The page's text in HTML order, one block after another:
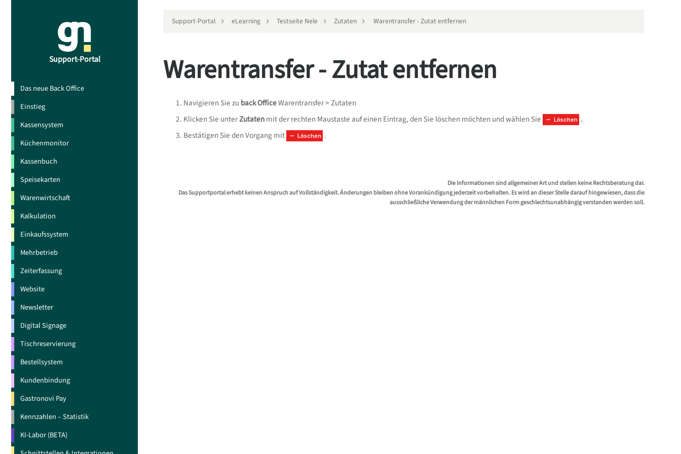
Support-Portal
Das neue Back Office
Einstieg
Kassensystem
Küchenmonitor
Kassenbuch
Speisekarten
Warenwirtschaft
Kalkulation
Einkaufssystem
Mehrbetrieb
Zeiterfassung
Website
Newsletter
Digital Signage
Tischreservierung
Bestellsystem
Kundenbindung
Gastronovi Pay
Kennzahlen – Statistik
KI-Labor (BETA)
Support-Portal eLearning Testseite Nele Zutaten Warentransfer - Zutat entfernen
Warentransfer - Zutat entfernen
Navigieren Sie zu back OfficeWarentransfer > Zutaten
Klicken Sie unterZutatenmit der rechten Maustaste auf einen Eintrag, den Sie löschen möchten und wählen Sie Löschen .
Bestätigen Sie den Vorgang mit
Löschen .
Die Informationen sind allgemeiner Art und stellen keine Rechtsberatung dar.
Das Supportportal erhebt keinen Anspruch auf Vollständigkeit. Änderungen bleiben ohne Vorankündigung jederzeit vorbehalten. Es wird an dieser Stelle darauf hingewiesen, dass die
ausschließliche Verwendung der männlichen Form geschlechtsunabhängig verstanden werden soll.